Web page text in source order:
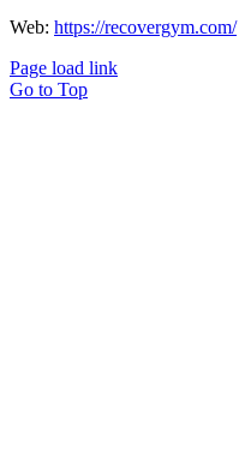
Web: https://recovergym.com/
Page load link
Go to Top